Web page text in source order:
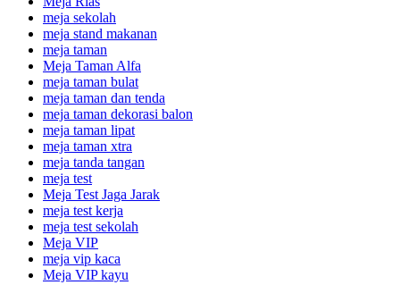
meja sekolah
meja stand makanan
meja taman
Meja Taman Alfa
meja taman bulat
meja taman dan tenda
meja taman dekorasi balon
meja taman lipat
meja taman xtra
meja tanda tangan
meja test
Meja Test Jaga Jarak
meja test kerja
meja test sekolah
Meja VIP
meja vip kaca
Meja VIP kayu